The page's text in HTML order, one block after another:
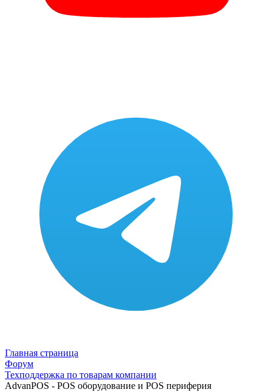
Главная страница
Форум
Техподдержка по товарам компании
AdvanPOS - POS оборудование и POS периферия